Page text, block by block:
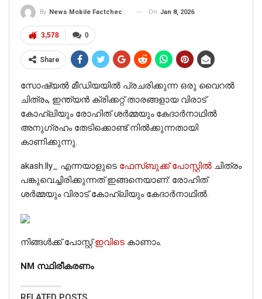
By News Mobile Factcheck Bureau On Jan 8, 2026
0
3,578
Share
സോഷ്യൽ മീഡിയയിൽ പ്രചരിക്കുന്ന ഒരു വൈറൽ
ചിത്രം, ഇന്ത്യൻ ക്രിക്കറ്റ് താരങ്ങളായ വിരാട്
കോഹ്‌ലിയും രോഹിത് ശർമ്മയും കേദാർനാഥിൽ
അനുഗ്രഹം തേടിക്കൊണ്ട് നിൽക്കുന്നതായി
കാണിക്കുന്നു.
akash.lly_ എന്നയാളുടെ ഫേസ്ബുക്ക് പോസ്റ്റിൽ ചിത്രം
പങ്കുവെച്ചിരിക്കുന്നത് ഇങ്ങനെയാണ്: രോഹിത്
ശർമ്മയും വിരാട് കോഹ്‌ലിയും കേദാർനാഥിൽ.
നിങ്ങൾക്ക് പോസ്റ്റ്ഇവിടെ കാണാം.
NM സ്ഥിരീകരണം